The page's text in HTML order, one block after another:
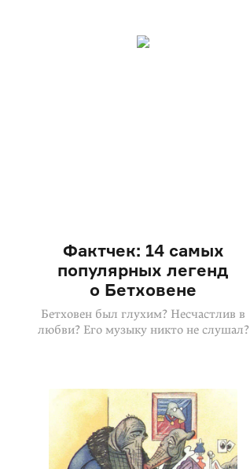
Фактчек: 14 самых
популярных легенд
о Бетховене
Бетховен был глухим? Несчастлив в
любви? Его музыку никто не слушал?